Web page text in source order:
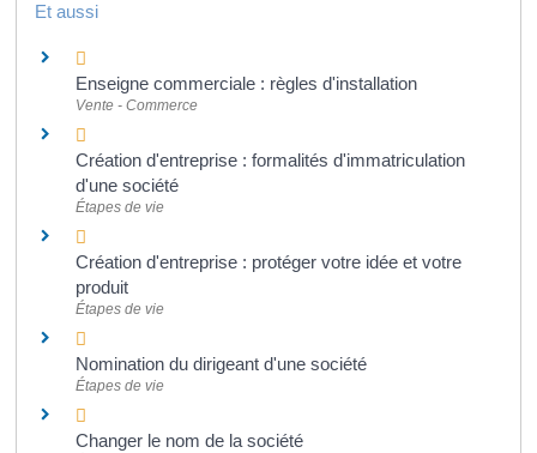
Et aussi
Enseigne commerciale : règles d'installation
Vente - Commerce
Création d'entreprise : formalités d'immatriculation
d'une société
Étapes de vie
Création d'entreprise : protéger votre idée et votre
produit
Étapes de vie
Nomination du dirigeant d'une société
Étapes de vie
Changer le nom de la société